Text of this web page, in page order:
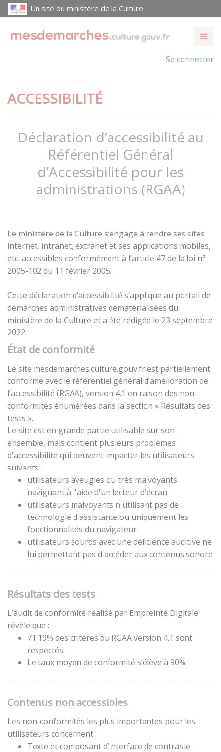
Un site du ministère de la Culture
Se connecter
ACCESSIBILITÉ
Déclaration d’accessibilité au
Référentiel Général
d’Accessibilité pour les
administrations (RGAA)
Le ministère de la Culture s’engage à rendre ses sites
internet, intranet, extranet et ses applications mobiles,
etc. accessibles conformément à l’article 47 de la loi n°
2005-102 du 11 février 2005.
Cette déclaration d’accessibilité s’applique au portail de
démarches administratives dématérialisées du
ministère de la Culture et a été rédigée le 23 septembre
2022.
État de conformité
Le site mesdemarches.culture.gouv.fr est partiellement
conforme avec le référentiel général d’amélioration de
l’accessibilité (RGAA), version 4.1 en raison des non-
conformités énumérées dans la section « Résultats des
tests ».
Le site est en grande partie utilisable sur son
ensemble, mais contient plusieurs problèmes
d'accessibilité qui peuvent impacter les utilisateurs
suivants :
utilisateurs aveugles ou très malvoyants
naviguant à l'aide d'un lecteur d'écran
utilisateurs malvoyants n'utilisant pas de
technologie d'assistante ou uniquement les
fonctionnalités du navigateur
utilisateurs sourds avec une déficience auditive ne
lui permettant pas d'accéder aux contenus sonore
Résultats des tests
L’audit de conformité réalisé par Empreinte Digitale
révèle que :
71,19% des critères du RGAA version 4.1 sont
respectés.
Le taux moyen de conformité s’élève à 90%.
Contenus non accessibles
Les non-conformités les plus importantes pour les
utilisateurs concernent :
Texte et composant d’interface de contraste